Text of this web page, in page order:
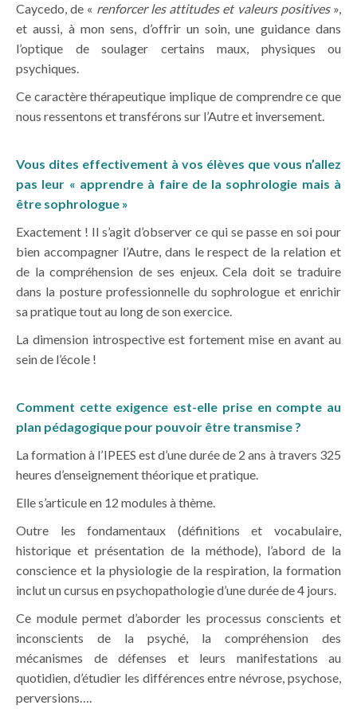
Caycedo, de « renforcer les attitudes et valeurs positives»,
et aussi, à mon sens, d’offrir un soin, une guidance dans
l’optique de soulager certains maux, physiques ou
psychiques.
Ce caractère thérapeutique implique de comprendre ce que
nous ressentons et transférons sur l’Autre et inversement.
Vous dites effectivement à vos élèves que vous n’allez
pas leur « apprendre à faire de la sophrologie mais à
être sophrologue »
Exactement ! Il s’agit d’observer ce qui se passe en soi pour
bien accompagner l’Autre, dans le respect de la relation et
de la compréhension de ses enjeux. Cela doit se traduire
dans la posture professionnelle du sophrologue et enrichir
sa pratique tout au long de son exercice.
La dimension introspective est fortement mise en avant au
sein de l’école !
Comment cette exigence est-elle prise en compte au
plan pédagogique pour pouvoir être transmise ?
La formation à l’IPEES est d’une durée de 2 ans à travers 325
heures d’enseignement théorique et pratique.
Elle s’articule en 12 modules à thème.
Outre les fondamentaux (définitions et vocabulaire,
historique et présentation de la méthode), l’abord de la
conscience et la physiologie de la respiration, la formation
inclut un cursus en psychopathologie d’une durée de 4 jours.
Ce module permet d’aborder les processus conscients et
inconscients de la psyché, la compréhension des
mécanismes de défenses et leurs manifestations au
quotidien, d’étudier les différences entre névrose, psychose,
perversions….